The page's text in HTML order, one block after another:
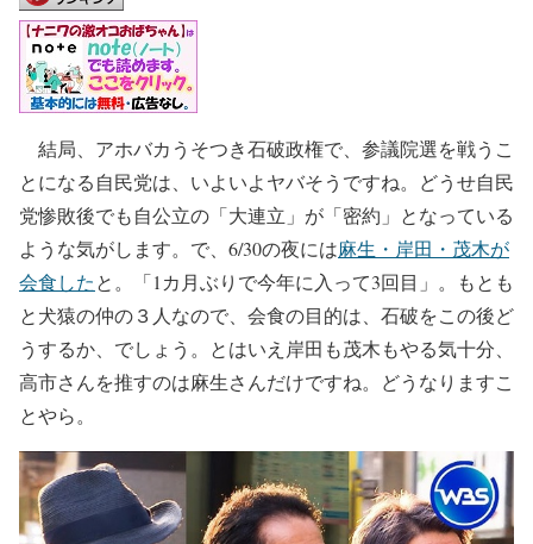
結局、アホバカうそつき石破政権で、参議院選を戦うこ
とになる自民党は、いよいよヤバそうですね。どうせ自民
党惨敗後でも自公立の「大連立」が「密約」となっている
ような気がします。で、6/30の夜には麻生・岸田・茂木が
会食したと。「1カ月ぶりで今年に入って3回目」。もとも
と犬猿の仲の３人なので、会食の目的は、石破をこの後ど
うするか、でしょう。とはいえ岸田も茂木もやる気十分、
高市さんを推すのは麻生さんだけですね。どうなりますこ
とやら。